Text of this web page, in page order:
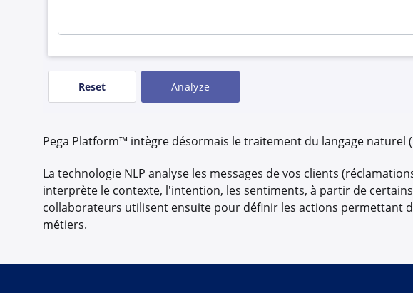
Pega Platform™ intègre désormais le traitement du langage naturel
La technologie NLP analyse les messages de vos clients
interprète le contexte, l'intention, les sentiments, à partir de
collaborateurs utilisent ensuite pour définir les actions permettant
métiers.